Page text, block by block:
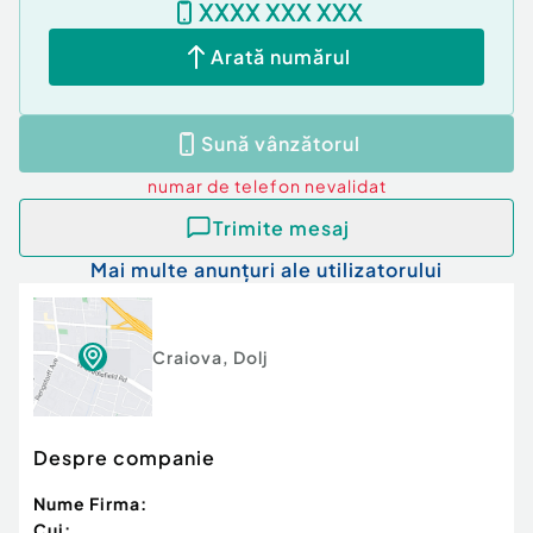
Bloc de apartamente
Posibilitate parcare: Nu
XXXX XXX XXX
Arată numărul
Sună vânzătorul
numar de telefon nevalidat
Trimite mesaj
Mai multe anunțuri ale utilizatorului
Craiova, Dolj
Despre companie
Nume Firma: